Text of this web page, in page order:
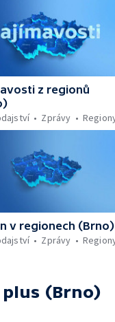
z regionů
Zprávy
v regionech (Brno)
Zprávy
(Brno)